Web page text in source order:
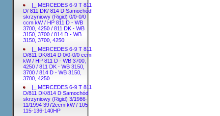
|_ MERCEDES 6-9 T 811
D/ 811 DK/ 814 D Samochód
skrzyniowy (Rigid) 0/0-0/0
ccm kW / HP 811 D - WB
3700, 4250 / 811 DK - WB
3150, 3700 / 814 D - WB
3150, 3700, 4250
|_ MERCEDES 6-9 T 811
D/811 DK/814 D 0/0-0/0 ccm
kW / HP 811 D - WB 3700,
4250 / 811 DK - WB 3150,
3700 / 814 D - WB 3150,
3700, 4250
|_ MERCEDES 6-9 T 811
D/811 DK/814 D Samochód
skrzyniowy (Rigid) 3/1986-
11/1994 3972ccm kW / 105-
115-136-140HP